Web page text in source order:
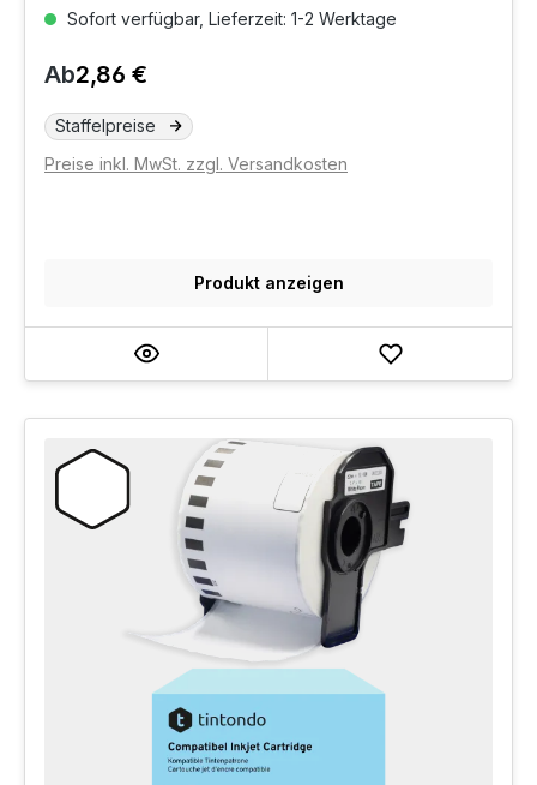
Sofort verfügbar, Lieferzeit: 1-2 Werktage
Ab2,86 €
Preise inkl. MwSt. zzgl. Versandkosten
Produkt anzeigen